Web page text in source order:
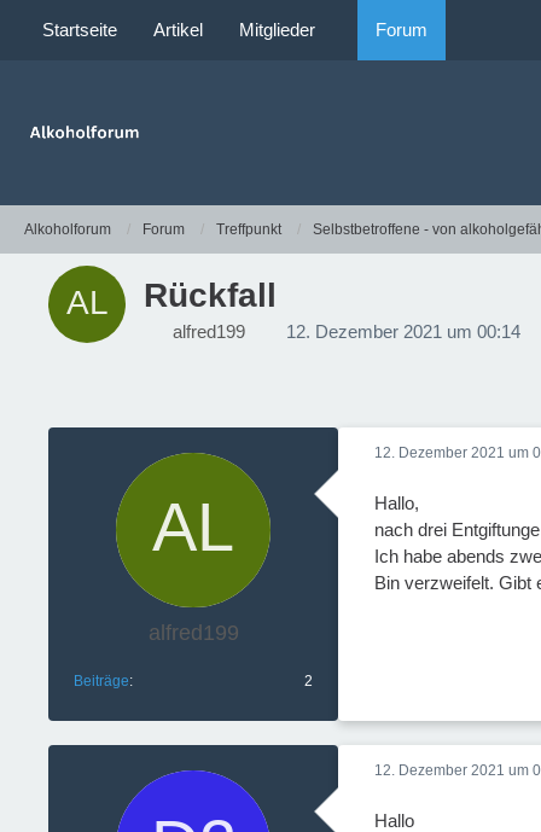
Startseite Artikel Mitglieder Forum
Alkoholforum Forum Treffpunkt Selbstbetroffene - von
Rückfall
alfred199 12. Dezember 2021 um 00:14
alfred199
Beiträge 2
12. Dezember 2021 um
Hallo,
nach drei
Ich habe abends
Bin verzweifelt. Gibt
12. Dezember 2021 um
Hallo